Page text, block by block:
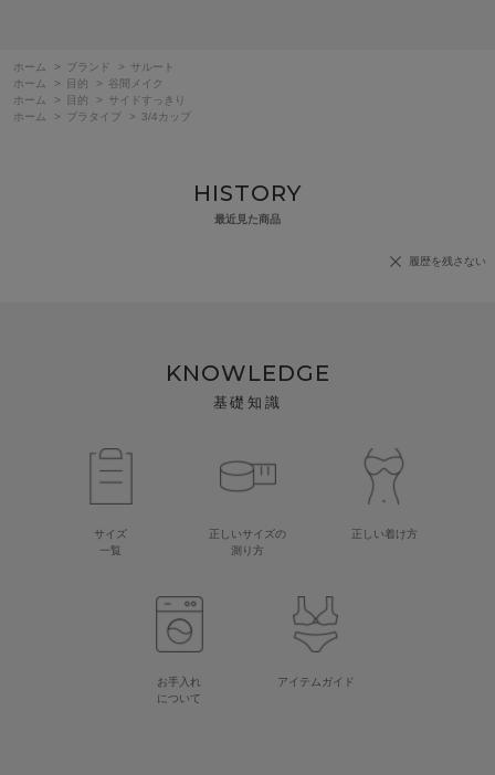
ホーム > ブランド >
サルート
ホーム
> 目的 >
谷間メイク
ホーム
> 目的 >
サイドすっきり
ホーム
> ブラタイプ > 3/4カップ
HISTORY
最近見た商品
履歴を残さない
KNOWLEDGE
基礎知識
サイズ
一覧
正しいサイズの
測り方
正しい着け方
お手入れ
について
アイテムガイド